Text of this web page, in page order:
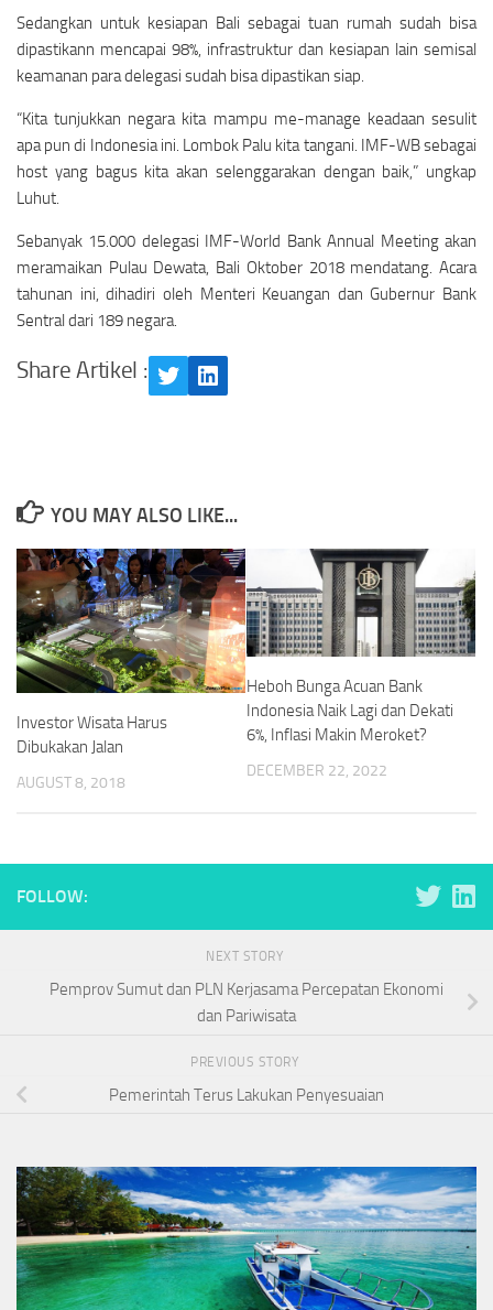
Sedangkan untuk kesiapan Bali sebagai tuan rumah sudah bisa
dipastikann mencapai 98%, infrastruktur dan kesiapan lain semisal
keamanan para delegasi sudah bisa dipastikan siap.
“Kita tunjukkan negara kita mampu me-manage keadaan sesulit
apa pun di Indonesia ini. Lombok Palu kita tangani. IMF-WB sebagai
host yang bagus kita akan selenggarakan dengan baik,” ungkap
Luhut.
Sebanyak 15.000 delegasi IMF-World Bank Annual Meeting akan
meramaikan Pulau Dewata, Bali Oktober 2018 mendatang. Acara
tahunan ini, dihadiri oleh Menteri Keuangan dan Gubernur Bank
Sentral dari 189 negara.
Share Artikel :
TwitterLinkedIn
YOU MAY ALSO LIKE...
Investor Wisata Harus
Dibukakan Jalan
AUGUST 8, 2018
Heboh Bunga Acuan Bank
Indonesia Naik Lagi dan Dekati
6%, Inflasi Makin Meroket?
DECEMBER 22, 2022
FOLLOW:
NEXT STORY
Pemprov Sumut dan PLN Kerjasama Percepatan Ekonomi
dan Pariwisata
PREVIOUS STORY
Pemerintah Terus Lakukan Penyesuaian